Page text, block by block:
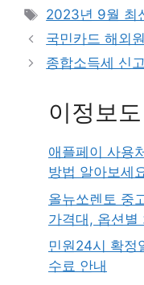
Tags
2023년 9월 최
국민카드 해외
종합소득세 신
이정보
애플페이 사용
방법 알아보세
올뉴쏘렌토 중
가격대, 옵션별
민원24시 확정
수료 안내